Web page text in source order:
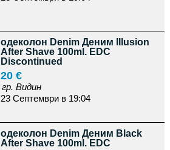
одеколон Denim Деним Illusion
After Shave 100ml. EDC
Discontinued
20 €
гр. Видин
23 Септември в 19:04
одеколон Denim Деним Black
After Shave 100ml. EDC